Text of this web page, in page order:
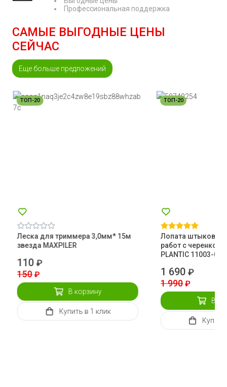
Профессиональная поддержка
САМЫЕ ВЫГОДНЫЕ ЦЕНЫ
СЕЙЧАС
Еще больше предложений
ТОП-20
Леска для триммера 3,0мм* 15м
звезда MAXPILER
110₽
150 ₽
В корзину
Купить в 1 клик
ТОП-20
Лопата штыковая
работ с черенком
PLANTIC 11003-01
1 690 ₽
1 990 ₽
В
Купить